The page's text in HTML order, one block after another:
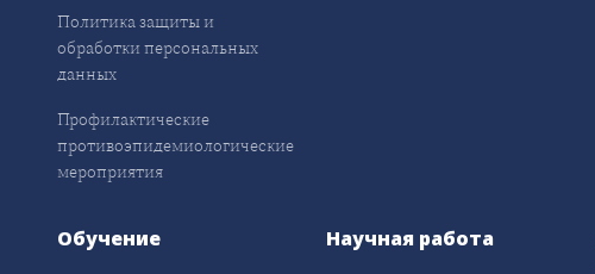
Политика защиты и
обработки персональных
данных
Профилактические
противоэпидемиологические
мероприятия
Обучение Научная работа